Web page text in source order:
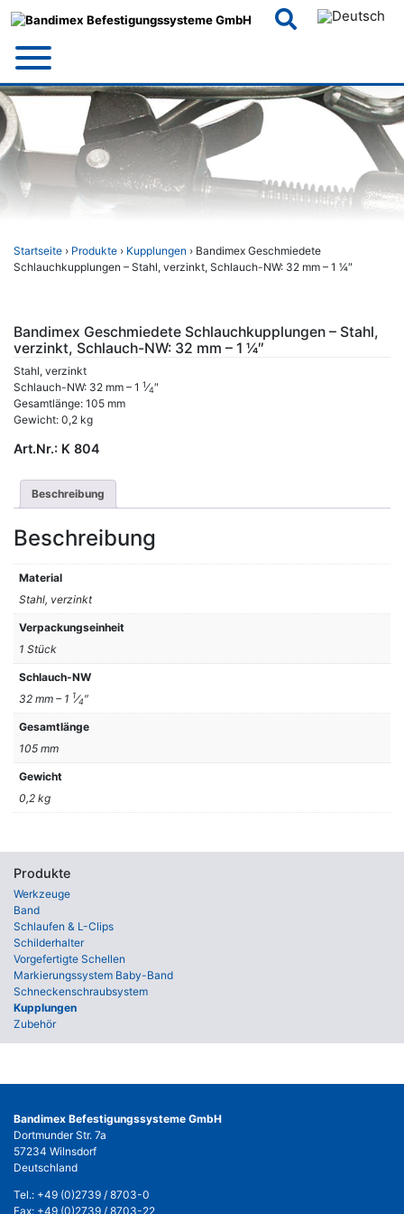
Startseite › Produkte › Kupplungen › Bandimex Geschmiedete
Schlauchkupplungen – Stahl, verzinkt, Schlauch-NW: 32 mm – 1 1⁄4″
Bandimex Geschmiedete Schlauchkupplungen – Stahl,
verzinkt, Schlauch-NW: 32 mm – 1 1⁄4″
Stahl, verzinkt
Schlauch-NW: 32 mm – 1 1⁄4″
Gesamtlänge: 105 mm
Gewicht: 0,2 kg
Art.Nr.: K 804
Beschreibung
Beschreibung
Material
Stahl, verzinkt
Verpackungseinheit
1 Stück
Schlauch-NW
32 mm – 1 1⁄4″
Gesamtlänge
105 mm
Gewicht
0,2 kg
Produkte
Werkzeuge
Band
Schlaufen & L-Clips
Schilderhalter
Vorgefertigte Schellen
Markierungssystem Baby-Band
Schneckenschraubsystem
Kupplungen
Zubehör
Bandimex Befestigungssysteme GmbH
Dortmunder Str. 7a
57234 Wilnsdorf
Deutschland
Tel.: +49 (0)2739 / 8703-0
Fax: +49 (0)2739 / 8703-22